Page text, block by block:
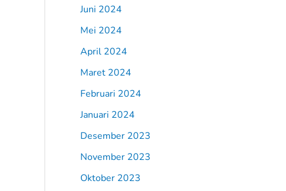
Juni 2024
Mei 2024
April 2024
Maret 2024
Februari 2024
Januari 2024
Desember 2023
November 2023
Oktober 2023